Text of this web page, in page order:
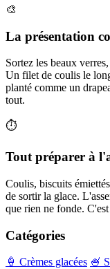
🎨
La présentation
Sortez les beaux
Un filet de coulis le
planté comme un
tout.
⏱️
Tout préparer à
Coulis, biscuits
de sortir la glace.
que rien ne fonde.
Catégories
🍦 Crèmes glacées 🍧